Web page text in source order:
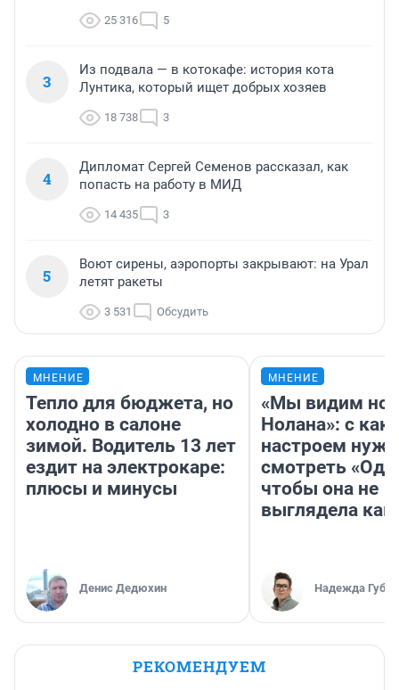
25 316 5
3
Из подвала — в котокафе: история кота
Лунтика, который ищет добрых хозяев
18 738 3
4
Дипломат Сергей Семенов рассказал, как
попасть на работу в МИД
14 435 3
5
Воют сирены, аэропорты закрывают: на Урал
летят ракеты
3 531 Обсудить
МНЕНИЕ
Тепло для бюджета, но
холодно в салоне
зимой. Водитель 13 лет
ездит на электрокаре:
плюсы и минусы
Денис Дедюхин
МНЕНИЕ
«Мы видим
Нолана»: с
настроем
смотреть
чтобы она не
выглядела как
Надежда
РЕКОМЕНДУЕМ